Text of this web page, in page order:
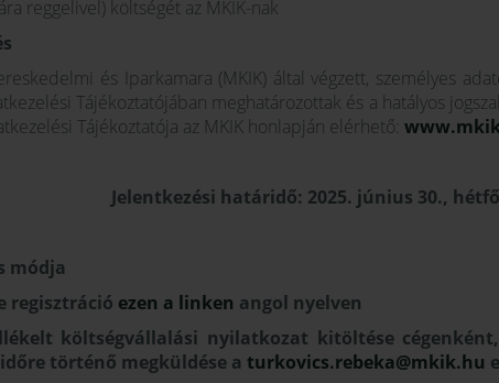
reggelivel) költségét az MKIK-nak
és Iparkamara (MKIK) által végzett, személyes
Tájékoztatójában meghatározottak és a hatályos
Tájékoztatója az MKIK honlapján elérhető:
Jelentkezési határidő: 2025. június 30., hétfő
módja
regisztráció ezen a linken angol nyelven
költségvállalási nyilatkozat kitöltése
történő megküldése a turkovics.rebeka@mkik.hu